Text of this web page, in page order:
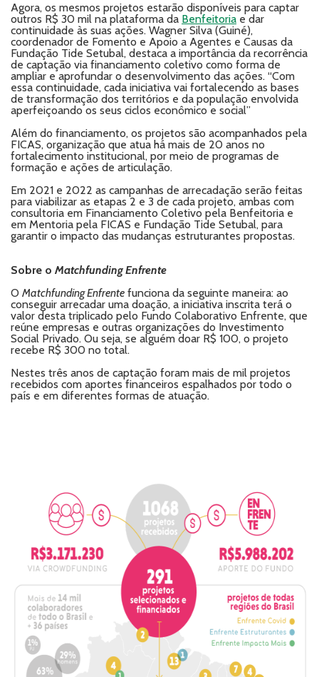
Agora, os mesmos projetos estarão disponíveis para captar
outros R$ 30 mil na plataforma da Benfeitoria e dar
continuidade às suas ações. Wagner Silva (Guiné),
coordenador de Fomento e Apoio a Agentes e Causas da
Fundação Tide Setubal, destaca a importância da recorrência
de captação via financiamento coletivo como forma de
ampliar e aprofundar o desenvolvimento das ações. “Com
essa continuidade, cada iniciativa vai fortalecendo as bases
de transformação dos territórios e da população envolvida
aperfeiçoando os seus ciclos econômico e social”
Além do financiamento, os projetos são acompanhados pela
FICAS, organização que atua há mais de 20 anos no
fortalecimento institucional, por meio de programas de
formação e ações de articulação.
Em 2021 e 2022 as campanhas de arrecadação serão feitas
para viabilizar as etapas 2 e 3 de cada projeto, ambas com
consultoria em Financiamento Coletivo pela Benfeitoria e
em Mentoria pela FICAS e Fundação Tide Setubal, para
garantir o impacto das mudanças estruturantes propostas.
Sobre o Matchfunding Enfrente
O Matchfunding Enfrente funciona da seguinte maneira: ao
conseguir arrecadar uma doação, a iniciativa inscrita terá o
valor desta triplicado pelo Fundo Colaborativo Enfrente, que
reúne empresas e outras organizações do Investimento
Social Privado. Ou seja, se alguém doar R$ 100, o projeto
recebe R$ 300 no total.
Nestes três anos de captação foram mais de mil projetos
recebidos com aportes financeiros espalhados por todo o
país e em diferentes formas de atuação.